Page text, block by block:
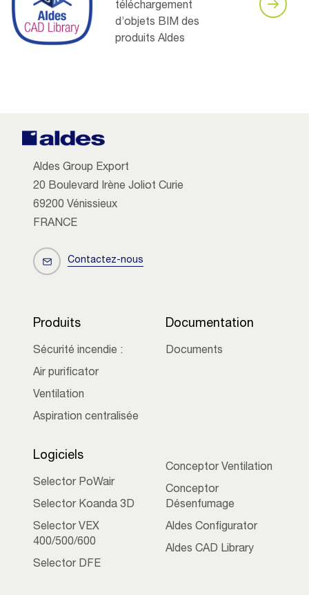
téléchargement
d’objets BIM des
produits Aldes
Aldes Group Export
20 Boulevard Irène Joliot Curie
69200 Vénissieux
FRANCE
Contactez-nous
Produits
Sécurité incendie :
Air purificator
Ventilation
Aspiration centralisée
Documentation
Documents
Logiciels
Selector PoWair
Selector Koanda 3D
Selector VEX
400/500/600
Selector DFE
Conceptor Ventilation
Conceptor
Désenfumage
Aldes Configurator
Aldes CAD Library